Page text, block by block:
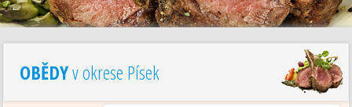
OBĚDYv okrese Písek